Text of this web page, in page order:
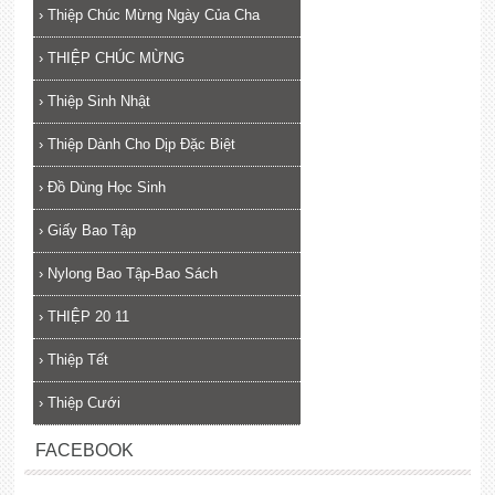
› Thiệp Chúc Mừng Ngày Của Cha
› THIỆP CHÚC MỪNG
› Thiệp Sinh Nhật
› Thiệp Dành Cho Dịp Đặc Biệt
› Đồ Dùng Học Sinh
› Giấy Bao Tập
› Nylong Bao Tập-Bao Sách
› THIỆP 20 11
› Thiệp Tết
› Thiệp Cưới
FACEBOOK